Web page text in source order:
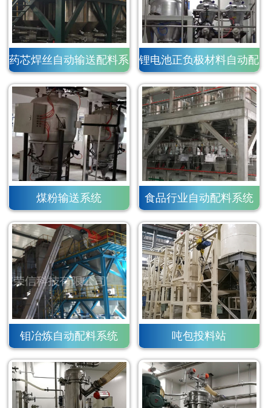
药芯焊丝自动输送配料系
统
锂电池正负极材料自动配
料系统
煤粉输送系统 食品行业自动配料系统
钼冶炼自动配料系统 吨包投料站